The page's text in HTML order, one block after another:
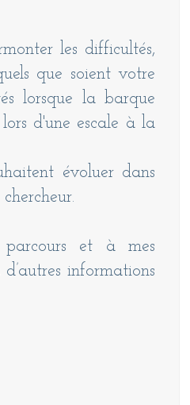
les difficultés,
que soient votre
lorsque la barque
d'une escale à la
évoluer dans
et à mes
informations